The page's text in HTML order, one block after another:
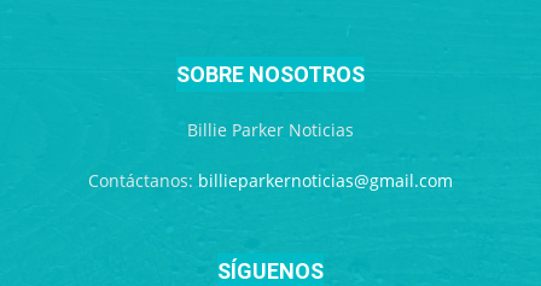
SOBRE NOSOTROS
Billie Parker Noticias
Contáctanos: billieparkernoticias@gmail.com
SÍGUENOS